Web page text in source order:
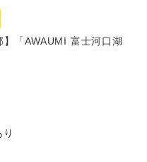
】「AWAUMI 富士河口湖